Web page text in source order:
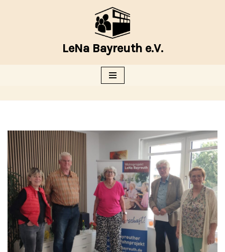
LeNa Bayreuth e.V.